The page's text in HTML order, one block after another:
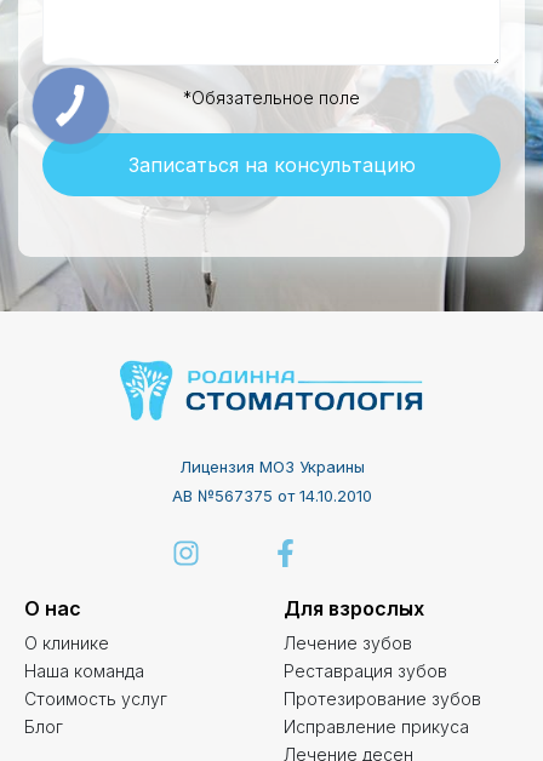
*Обязательное поле
Записаться на консультацию
Лицензия МОЗ Украины
АВ №567375 от 14.10.2010
О нас
О клинике
Наша команда
Стоимость услуг
Блог
Для взрослых
Лечение зубов
Реставрация зубов
Протезирование зубов
Исправление прикуса
Лечение десен